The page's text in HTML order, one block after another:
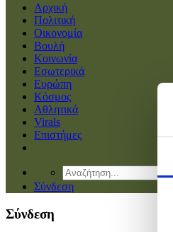
Αρχική
Πολιτική
Οικονομία
Βουλή
Κοινωνία
Εσωτερικά
Ευρώπη
Κόσμος
Αθλητικά
Virals
Επιστήμες
Σύνδεση
Σύνδεση